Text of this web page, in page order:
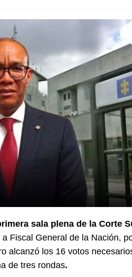
simbolismo y el arte de un sastre colombiano
sala plena de la Corte
Fiscal General de la Nación,
alcanzó los 16 votos
de tres rondas.